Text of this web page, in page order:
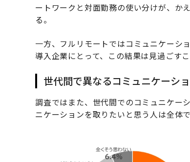
ートワークと対面勤務の使い分けが、か
る。
一方、フルリモートではコミュニケーシ
導入企業にとって、この結果は見過ごす
世代間で異なるコミュニケーシ
調査ではまた、世代間でのコミュニケー
ニケーションを取りたいと思う人は全体